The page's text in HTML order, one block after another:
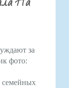
за
фото:
семейных